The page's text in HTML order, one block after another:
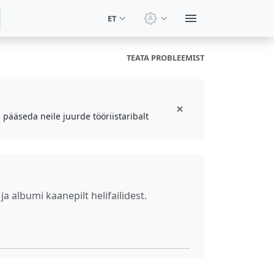
ET Vaheta teemat:
TEATA PROBLEEMIST
neile juurde tööriistaribalt
albumi kaanepilt helifailidest.